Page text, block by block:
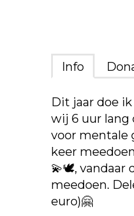
Info
Dit jaar doe
wij 6 uur lang
voor mentale
keer
💫🕊, vandaar
meedoen.
euro)🤗